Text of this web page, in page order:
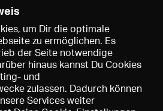
Speichern
um Dir die optimale
zu ermöglichen. Es
der Seite notwendige
hinaus kannst Du Cookies
und
zulassen. Dadurch können
Services weiter